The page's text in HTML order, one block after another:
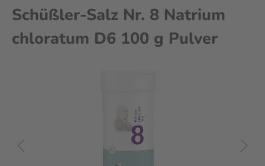
Schüßler-Salz Nr. 8 Natrium
chloratum D6 100 g Pulver